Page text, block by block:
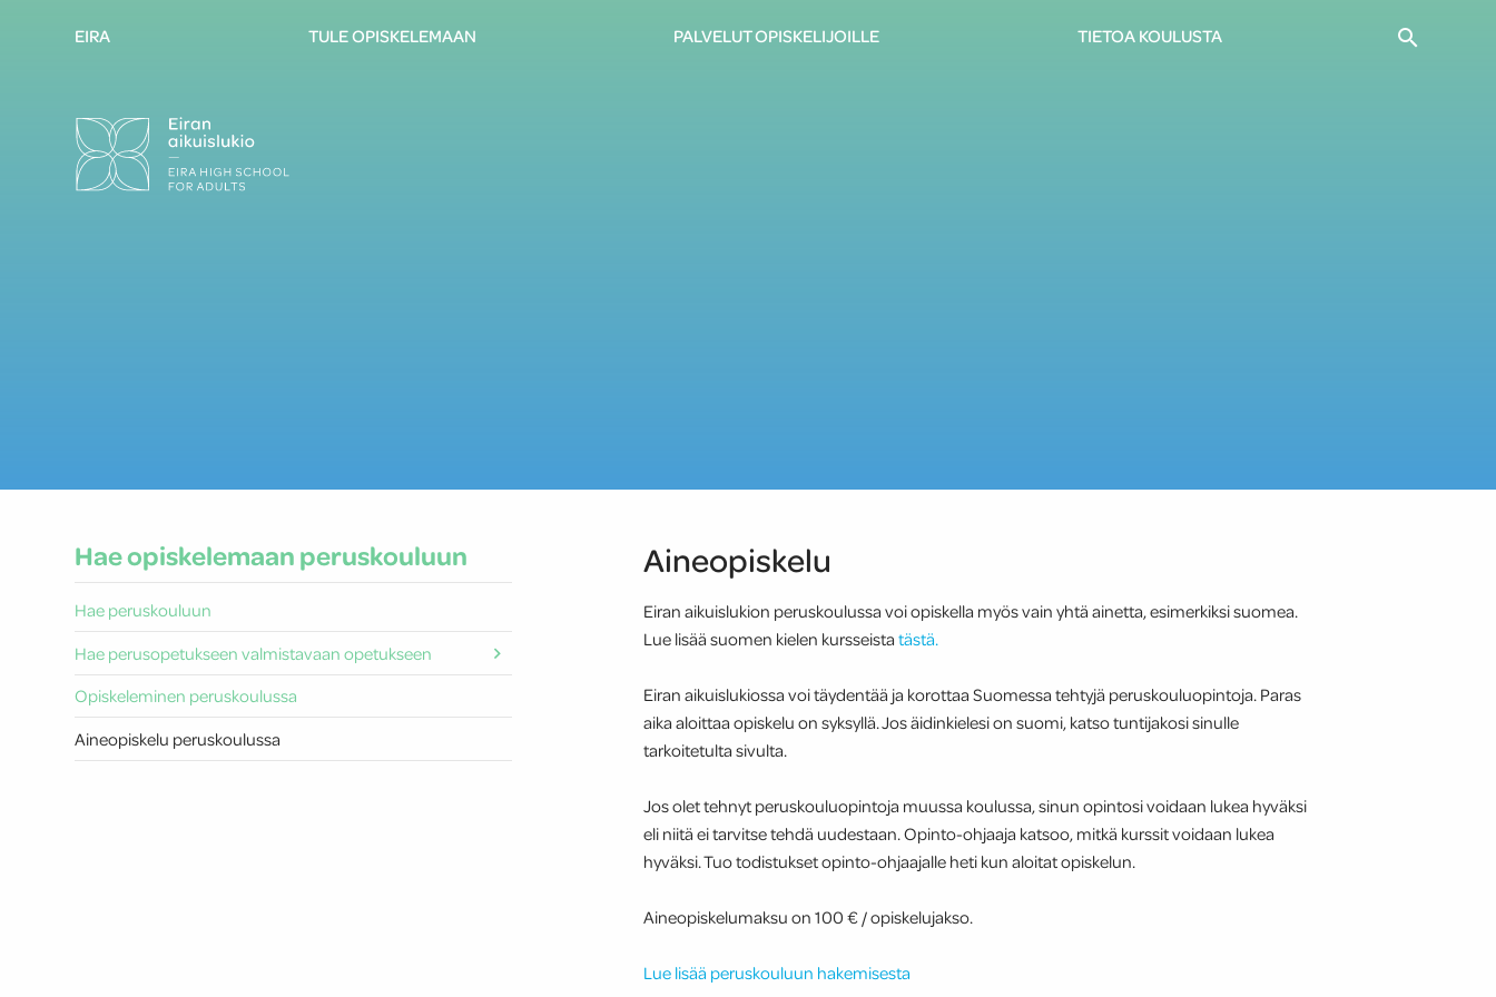
EIRA TULE OPISKELEMAAN PALVELUT OPISKELIJOILLE TIETOA KOULUSTA
Aineopiskelu
Eiran aikuislukion peruskoulussa voi opiskella myös vain yhtä ainetta, esimerkiksi suomea.
Lue lisää suomen kielen kursseistatästä.
Eiran aikuislukiossa voi täydentää ja korottaa Suomessa tehtyjä peruskouluopintoja. Paras
aika aloittaa opiskelu on syksyllä. Jos äidinkielesi on suomi, katso tuntijakosi sinulle
tarkoitetulta sivulta.
Jos olet tehnyt peruskouluopintoja muussa koulussa, sinun opintosi voidaan lukea hyväksi
eli niitä ei tarvitse tehdä uudestaan. Opinto-ohjaaja katsoo, mitkä kurssit voidaan lukea
hyväksi. Tuo todistukset opinto-ohjaajalle heti kun aloitat opiskelun.
Aineopiskelumaksu on 100 € / opiskelujakso.
Lue lisää peruskouluun hakemisesta
Hae opiskelemaan peruskouluun
Hae peruskouluun
Hae perusopetukseen valmistavaan opetukseen
Opiskeleminen peruskoulussa
Aineopiskelu peruskoulussa